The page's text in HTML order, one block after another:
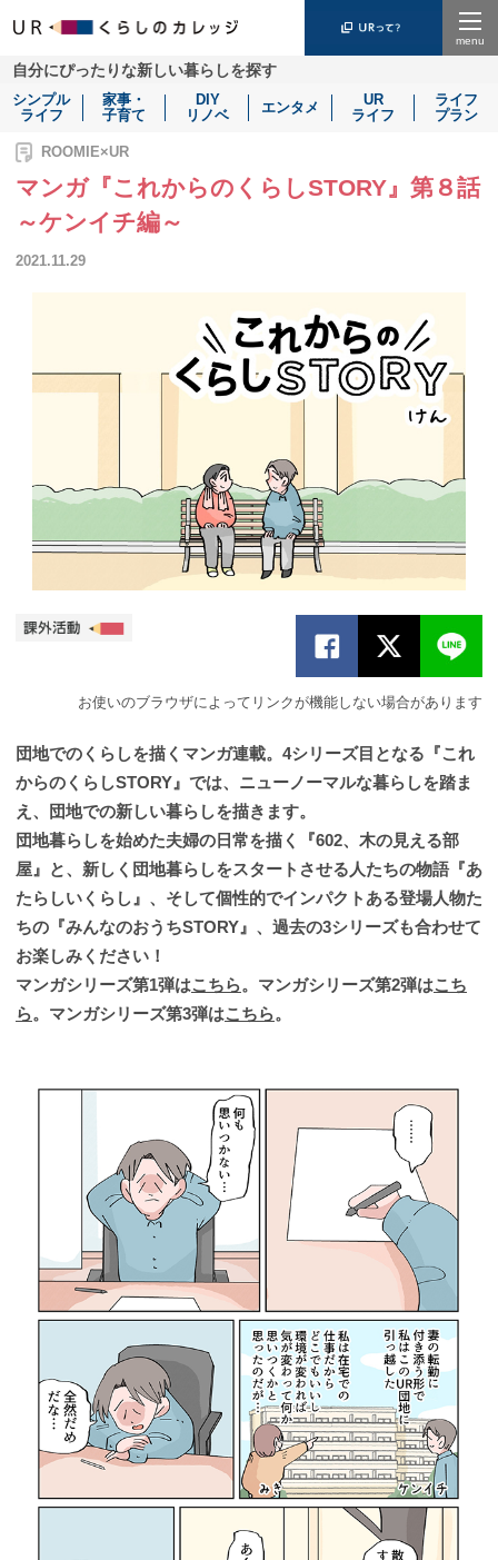
自分にぴったりな新しい暮らしを探す
シンプル
ライフ
家事・
子育て
DIY
リノベ
エンタメ
UR
ライフ
ライフ
プラン
ROOMIE×UR
マンガ『これからのくらしSTORY』第８話
～ケンイチ編～
2021.11.29
お使いのブラウザによってリンクが機能しない場合があります
団地でのくらしを描くマンガ連載。4シリーズ目となる『これ
からのくらしSTORY』では、ニューノーマルな暮らしを踏ま
え、団地での新しい暮らしを描きます。
団地暮らしを始めた夫婦の日常を描く『602、木の見える部
屋』と、新しく団地暮らしをスタートさせる人たちの物語『あ
たらしいくらし』、そして個性的でインパクトある登場人物た
ちの『みんなのおうちSTORY』、過去の3シリーズも合わせて
お楽しみください！
マンガシリーズ第1弾はこちら。マンガシリーズ第2弾はこち
ら。マンガシリーズ第3弾はこちら。